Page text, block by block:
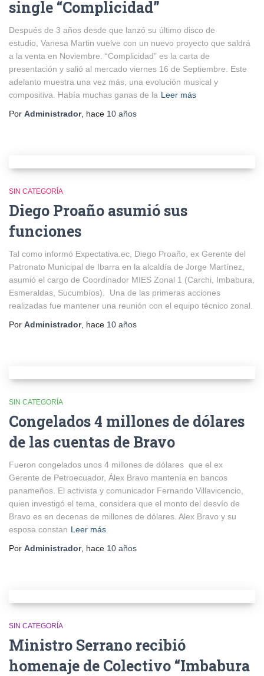
single “Complicidad”
Después de 3 años desde que lanzó su último disco de
estudio, Vanesa Martin vuelve con un nuevo proyecto que saldrá
a la venta en Noviembre. “Complicidad” es la carta de
presentación y salió al mercado viernes 16 de Septiembre. Este
adelanto muestra una vez más, una evolución musical y
compositiva. Había muchas ganas de la Leer más
Por Administrador, hace 10 años
SIN CATEGORÍA
Diego Proaño asumió sus
funciones
Tal como informó Expectativa.ec, Diego Proaño, ex Gerente del
Patronato Municipal de Ibarra en la alcaldía de Jorge Martínez,
asumió el cargo de Coordinador MIES Zonal 1 (Carchi, Imbabura,
Esmeraldas, Sucumbíos). Una de las primeras acciones
realizadas fue mantener una reunión con el equipo técnico zonal.
Por Administrador, hace 10 años
SIN CATEGORÍA
Congelados 4 millones de dólares
de las cuentas de Bravo
Fueron congelados unos 4 millones de dólares que el ex
Gerente de Petroecuador, Álex Bravo mantenía en bancos
panameños. El activista y comunicador Fernando Villavicencio,
quien investigó el tema, considera que el monto del desvío de
Bravo es en decenas de millones de dólares. Alex Bravo y su
esposa constan Leer más
Por Administrador, hace 10 años
SIN CATEGORÍA
Ministro Serrano recibió
homenaje de Colectivo “Imbabura